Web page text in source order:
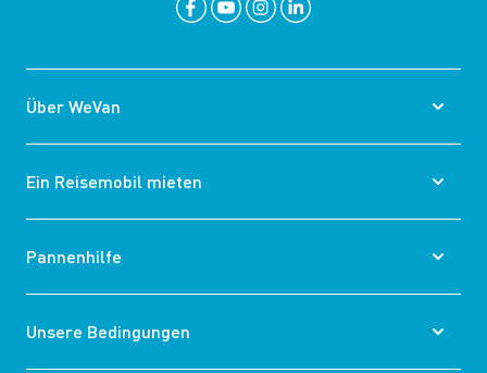
Über WeVan
Ein Reisemobil mieten
Pannenhilfe
Unsere Bedingungen